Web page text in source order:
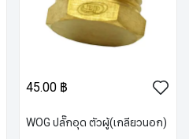
45.00 ฿
WOG ปลั๊กอุด ตัวผู้(เกลียวนอก)